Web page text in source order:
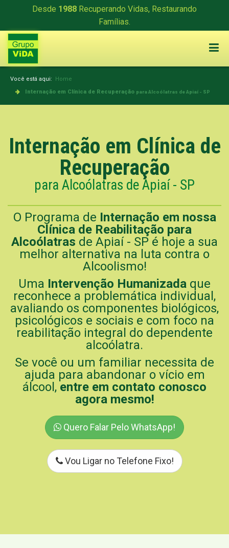
Desde 1988 Recuperando Vidas, Restaurando
Famílias.
Você está aqui: Home
Internação em Clínica de Recuperação para Alcoólatras de Apiaí - SP
Internação em Clínica de
Recuperação
para Alcoólatras de Apiaí - SP
O Programa de Internação em nossa
Clínica de Reabilitação para
Alcoólatras de Apiaí - SP é hoje a sua
melhor alternativa na luta contra o
Alcoolismo!
Uma Intervenção Humanizada que
reconhece a problemática individual,
avaliando os componentes biológicos,
psicológicos e sociais e com foco na
reabilitação integral do dependente
alcoólatra.
Se você ou um familiar necessita de
ajuda para abandonar o vício em
álcool, entre em contato conosco
agora mesmo!
Quero Falar Pelo WhatsApp!
Vou Ligar no Telefone Fixo!